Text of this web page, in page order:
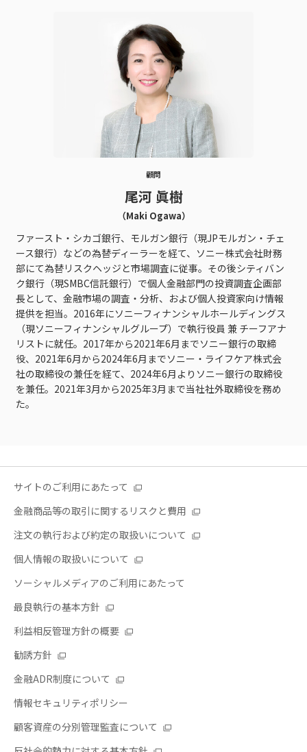
顧問
尾河 眞樹
（Maki Ogawa）
ファースト・シカゴ銀行、モルガン銀行（現JPモルガン・チェ
ース銀行）などの為替ディーラーを経て、ソニー株式会社財務
部にて為替リスクヘッジと市場調査に従事。その後シティバン
ク銀行（現SMBC信託銀行）で個人金融部門の投資調査企画部
長として、金融市場の調査・分析、および個人投資家向け情報
提供を担当。2016年にソニーフィナンシャルホールディングス
（現ソニーフィナンシャルグループ）で執行役員 兼 チーフアナ
リストに就任。2017年から2021年6月までソニー銀行の取締
役、2021年6月から2024年6月までソニー・ライフケア株式会
社の取締役の兼任を経て、2024年6月よりソニー銀行の取締役
を兼任。2021年3月から2025年3月まで当社社外取締役を務め
た。
サイトのご利用にあたって
金融商品等の取引に関するリスクと費用
注文の執行および約定の取扱いについて
個人情報の取扱いについて
ソーシャルメディアのご利用にあたって
最良執行の基本方針
利益相反管理方針の概要
勧誘方針
金融ADR制度について
情報セキュリティポリシー
顧客資産の分別管理監査について